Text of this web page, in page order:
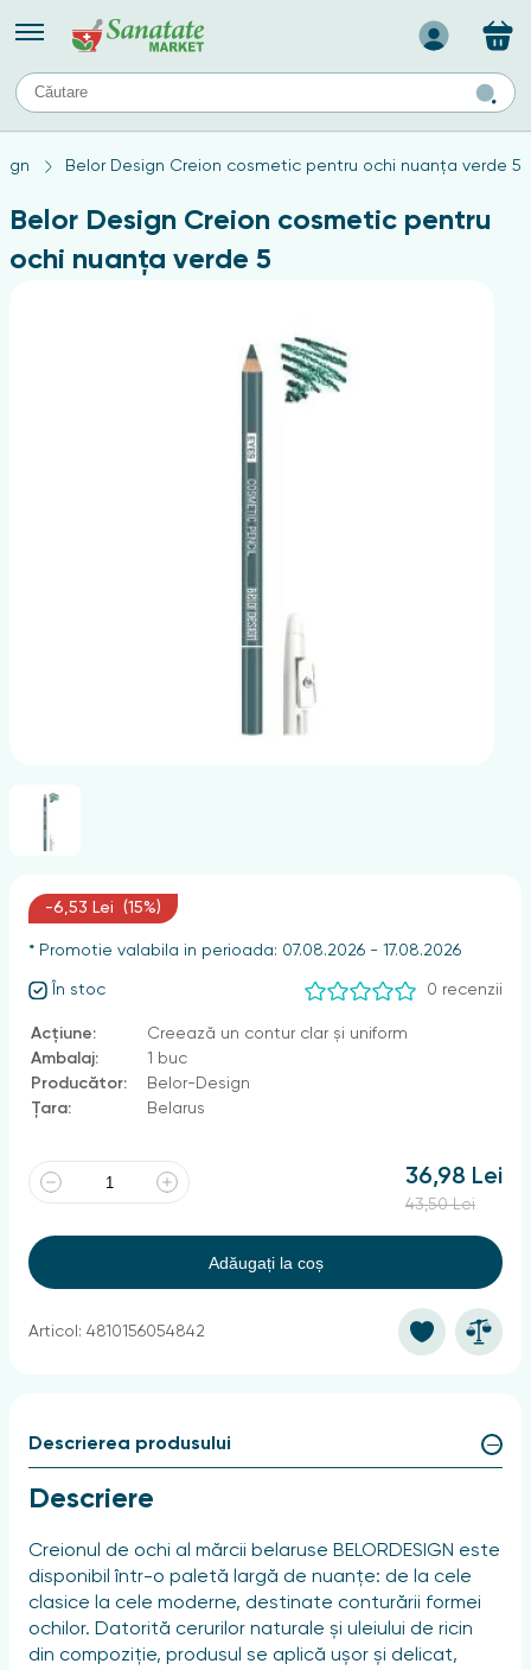
Назад
TIPURI DE TEN
Produse pentru ten mixt
Ten problematic
Produse pentru ten gras
Belor Design Creion cosmetic pentru ochi nuanța verde 5
Belor Design Creion cosmetic pentru
ochi nuanța verde 5
-6,53 Lei (15%)
* Promotie valabila in perioada: 07.08.2026 - 17.08.2026
În stoc 0 recenzii
Acțiune:
Creează un contur clar și uniform
Ambalaj:
1 buc
Producător:
Belor-Design
Țara:
Belarus
36,98 Lei
43,50 Lei
Adăugați la coș
Articol: 4810156054842
Descrierea produsului
Descriere
Creionul de ochi al mărcii belaruse BELORDESIGN este
disponibil într-o paletă largă de nuanțe: de la cele
clasice la cele moderne, destinate conturării formei
ochilor. Datorită cerurilor naturale și uleiului de ricin
din compoziție, produsul se aplică ușor și delicat,